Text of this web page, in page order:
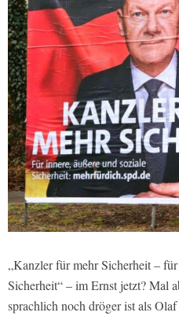
„Kanzler für mehr Sicherheit –
Sicherheit“ – im Ernst jetzt? Mal
sprachlich noch dröger ist als